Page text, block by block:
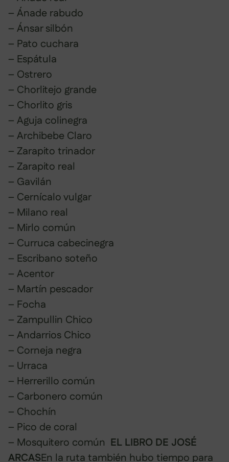
– Ánade rabudo
– Ánsar silbón
– Pato cuchara
– Espátula
– Ostrero
– Chorlitejo grande
– Chorlito gris
– Aguja colinegra
– Archibebe Claro
– Zarapito trinador
– Zarapito real
– Gavilán
– Cernícalo vulgar
– Milano real
– Mirlo común
– Curruca cabecinegra
– Escribano soteño
– Acentor
– Martín pescador
– Focha
– Zampullin Chico
– Andarrios Chico
– Corneja negra
– Urraca
– Herrerillo común
– Carbonero común
– Chochín
– Pico de coral
– Mosquitero común EL LIBRO DE JOSÉ
ARCASEn la ruta también hubo tiempo para